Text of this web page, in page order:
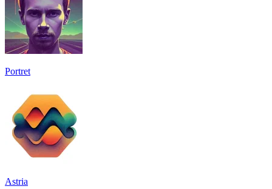
Portret
Astria